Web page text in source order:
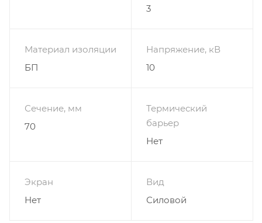
3
Материал изоляции
БП
Напряжение, кВ
10
Сечение, мм
70
Термический
барьер
Нет
Экран
Нет
Вид
Силовой